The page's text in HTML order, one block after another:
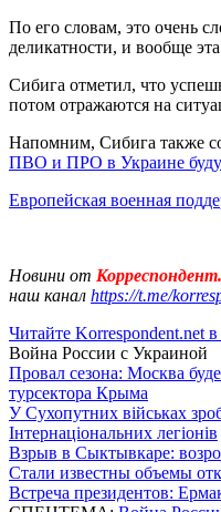
По его словам, это очень
деликатности, и вообще
Сибига отметил, что
потом отражаются на
Напомним, Сибига также
ПВО и ПРО в Украине
Европейская военная
Новини от
наш канал https://t.me/
Читайте Korrespondent.net
Война России с Украиной
Провал сезона: Москва
турсектора Крыма
У Сухопутних військах
Інтернаціональних легіонів
Взрыв в Сыктывкаре:
Стали известны объемы
Встреча президентов: